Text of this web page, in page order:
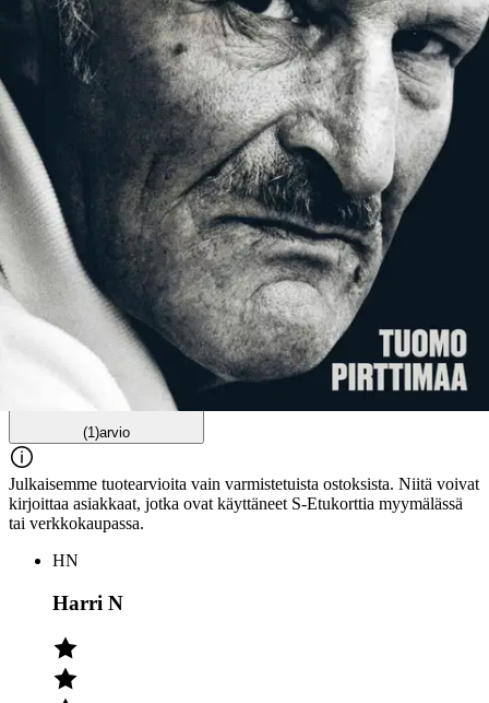
Näytä lisää tuotekuvausta
Ominaisuudet
Arviot
Tuotearvioiden keskiarvo5
(1)arvio
Julkaisemme tuotearvioita vain varmistetuista ostoksista. Niitä voivat
kirjoittaa asiakkaat, jotka ovat käyttäneet S-Etukorttia myymälässä
tai verkkokaupassa.
HN
Harri N